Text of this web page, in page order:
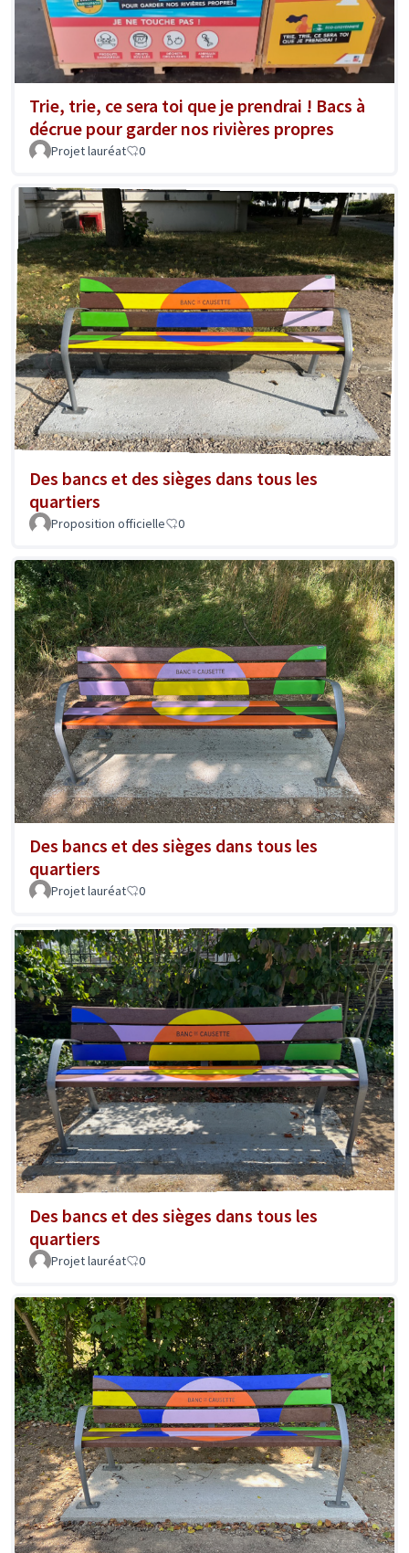
Trie, trie, ce sera toi que je prendrai ! Bacs à
décrue pour garder nos rivières propres
Projet lauréat 0
Des bancs et des sièges dans tous les
quartiers
Proposition officielle 0
Des bancs et des sièges dans tous les
quartiers
Projet lauréat 0
Des bancs et des sièges dans tous les
quartiers
Projet lauréat 0